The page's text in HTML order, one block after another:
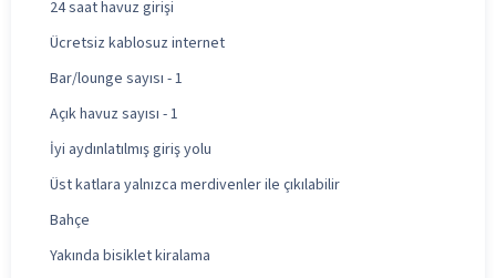
24 saat havuz girişi
Ücretsiz kablosuz internet
Bar/lounge sayısı - 1
Açık havuz sayısı - 1
İyi aydınlatılmış giriş yolu
Üst katlara yalnızca merdivenler ile çıkılabilir
Bahçe
Yakında bisiklet kiralama